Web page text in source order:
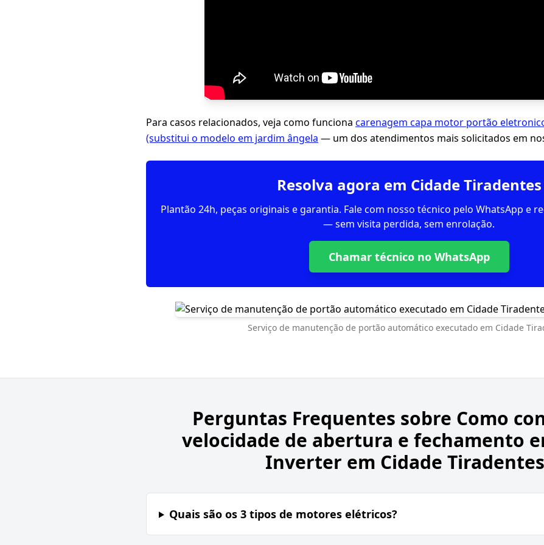
Para casos relacionados, veja como funciona carenagem capa motor portão
(substitui o modelo em jardim ângela — um dos atendimentos mais solicitados em
Resolva agora em Cidade Tiradentes
Plantão 24h, peças originais e garantia. Fale com nosso técnico pelo WhatsApp e
— sem visita perdida, sem enrolação.
Chamar técnico no WhatsApp
Serviço de manutenção de portão automático executado em Cidade
Perguntas Frequentes sobre Como
velocidade de abertura e fechamento
Inverter em Cidade
Quais são os 3 tipos de motores elétricos?